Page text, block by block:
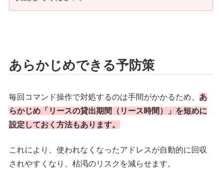
あらかじめできる予防策
毎回コマンド操作で対処するのは手間がかかるため、 あ
らかじめ「リースの貸出期間（リース時間）」を短めに
設定しておく方法もあります。
これにより、使われなくなったアドレスが自動的に回収
されやすくなり、枯渇のリスクを減らせます。